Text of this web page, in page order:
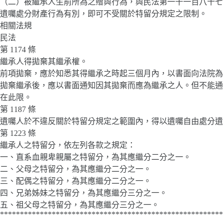
（二）被繼承人生前所為之贈與行為，與民法第一千一百八十
遺囑處分財產行為有別，即可不受關於特留分規定之限制。
相關法規
民法
第 1174 條
繼承人得拋棄其繼承權。
前項拋棄，應於知悉其得繼承之時起三個月內，以書面向法院為
拋棄繼承後，應以書面通知因其拋棄而應為繼承之人。但不能
在此限。
第 1187 條
遺囑人於不違反關於特留分規定之範圍內，得以遺囑自由處分遺
第 1223 條
繼承人之特留分，依左列各款之規定：
一、直系血親卑親屬之特留分，為其應繼分二分之一。
二、父母之特留分，為其應繼分二分之一。
三、配偶之特留分，為其應繼分二分之一。
四、兄弟姊妹之特留分，為其應繼分三分之一。
五、祖父母之特留分，為其應繼分三分之一。